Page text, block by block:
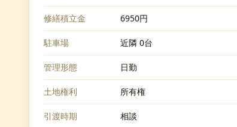
修繕積立金 6950円
駐車場 近隣 0台
管理形態 日勤
土地権利 所有権
引渡時期 相談